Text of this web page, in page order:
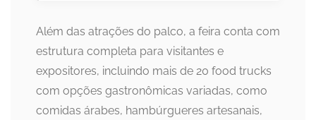
Além das atrações do palco, a feira conta com
estrutura completa para visitantes e
expositores, incluindo mais de 20 food trucks
com opções gastronômicas variadas, como
comidas árabes, hambúrgueres artesanais,